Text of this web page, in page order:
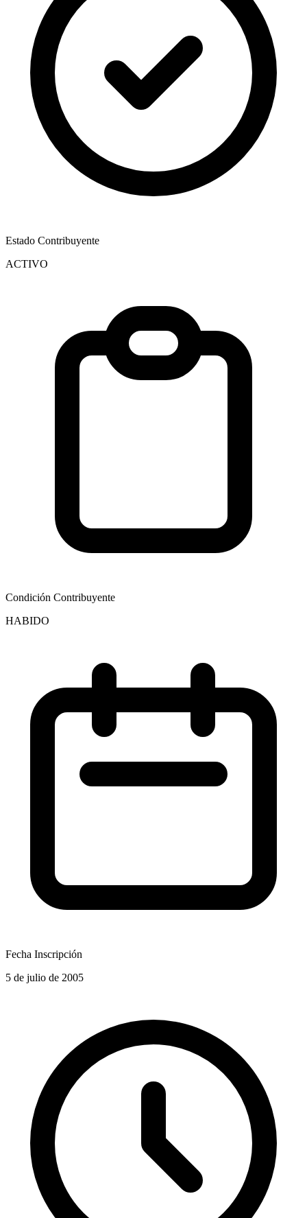
Estado Contribuyente
ACTIVO
Condición Contribuyente
HABIDO
Fecha Inscripción
5 de julio de 2005